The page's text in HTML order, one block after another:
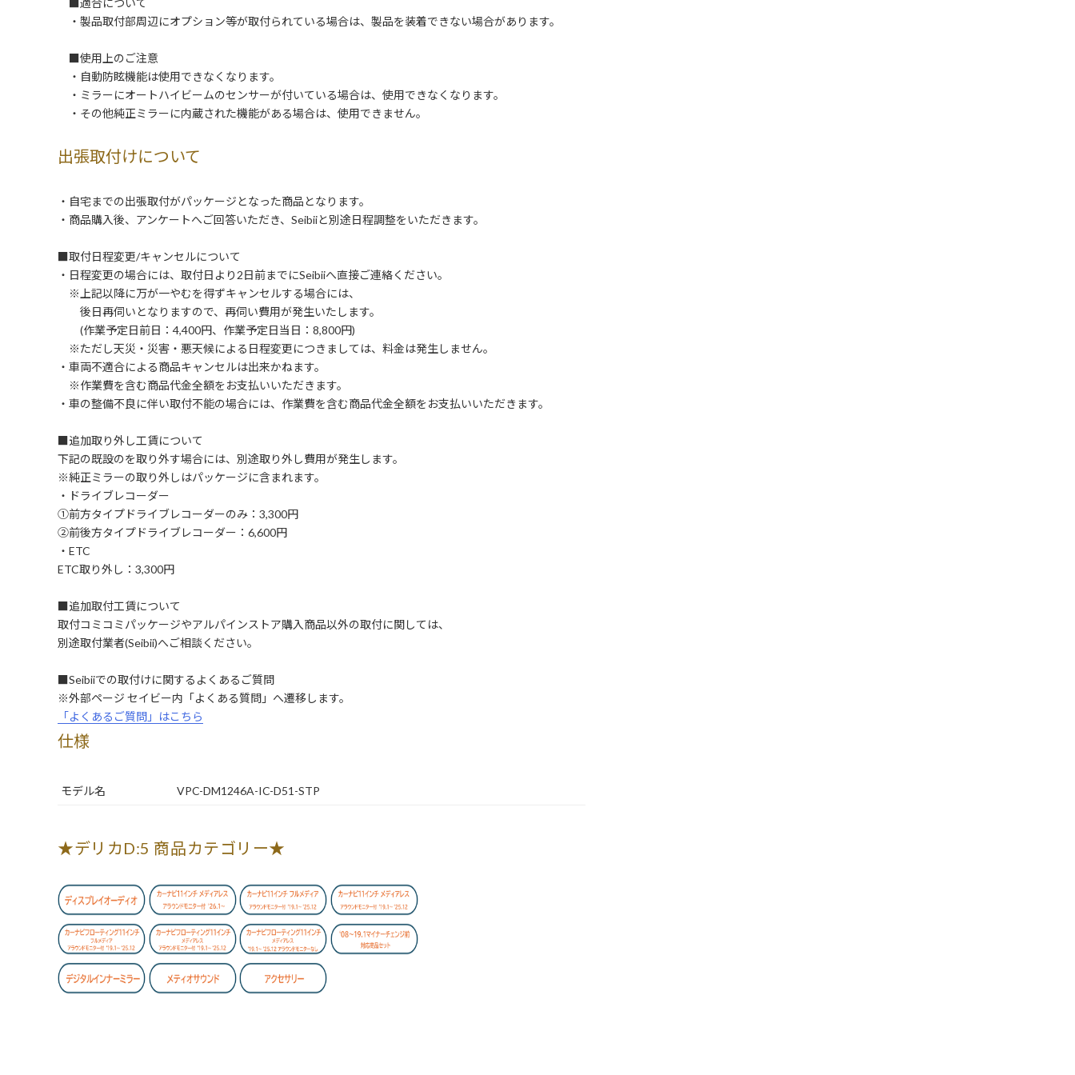
■適合について
・製品取付部周辺にオプション等が取付られている場合は、製品を装着できない場合があります。
■使用上のご注意
・自動防眩機能は使用できなくなります。
・ミラーにオートハイビームのセンサーが付いている場合は、使用できなくなります。
・その他純正ミラーに内蔵された機能がある場合は、使用できません。
出張取付けについて
・自宅までの出張取付がパッケージとなった商品となります。
・商品購入後、アンケートへご回答いただき、Seibiiと別途日程調整をいただきます。
■取付日程変更/キャンセルについて
・日程変更の場合には、取付日より2日前までにSeibiiへ直接ご連絡ください。
※上記以降に万が一やむを得ずキャンセルする場合には、
後日再伺いとなりますので、再伺い費用が発生いたします。
(作業予定日前日：4,400円、作業予定日当日：8,800円)
※ただし天災・災害・悪天候による日程変更につきましては、料金は発生しません。
・車両不適合による商品キャンセルは出来かねます。
※作業費を含む商品代金全額をお支払いいただきます。
・車の整備不良に伴い取付不能の場合には、作業費を含む商品代金全額をお支払いいただきます。
■追加取り外し工賃について
下記の既設のを取り外す場合には、別途取り外し費用が発生します。
※純正ミラーの取り外しはパッケージに含まれます。
・ドライブレコーダー
①前方タイプドライブレコーダーのみ：3,300円
②前後方タイプドライブレコーダー：6,600円
・ETC
ETC取り外し：3,300円
■追加取付工賃について
取付コミコミパッケージやアルパインストア購入商品以外の取付に関しては、
別途取付業者(Seibii)へご相談ください。
■Seibiiでの取付けに関するよくあるご質問
※外部ページ セイビー内「よくある質問」へ遷移します。
「よくあるご質問」はこちら
仕様
モデル名 VPC-DM1246A-IC-D51-STP
★デリカD:5 商品カテゴリー★